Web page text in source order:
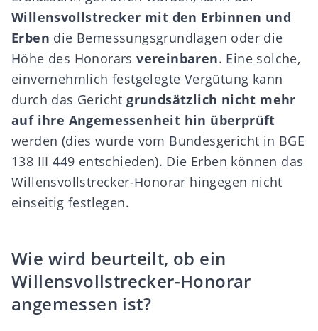
Willensvollstrecker mit den Erbinnen und
Erben die Bemessungsgrundlagen oder die
Höhe des Honorarsvereinbaren. Eine solche,
einvernehmlich festgelegte Vergütung kann
durch das Gerichtgrundsätzlich nicht mehr
auf ihre Angemessenheit hin überprüft
werden (dies wurde vom Bundesgericht in BGE
138 III 449 entschieden). Die Erben können das
Willensvollstrecker-Honorar hingegen nicht
einseitig festlegen.
Wie wird beurteilt, ob ein
Willensvollstrecker-Honorar
angemessen ist?